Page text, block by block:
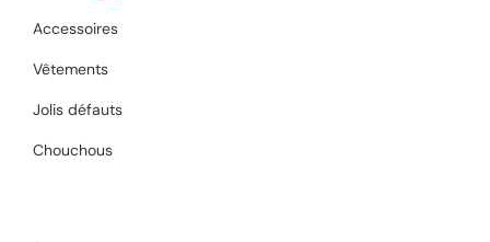
Accessoires
Vêtements
Jolis défauts
Chouchous